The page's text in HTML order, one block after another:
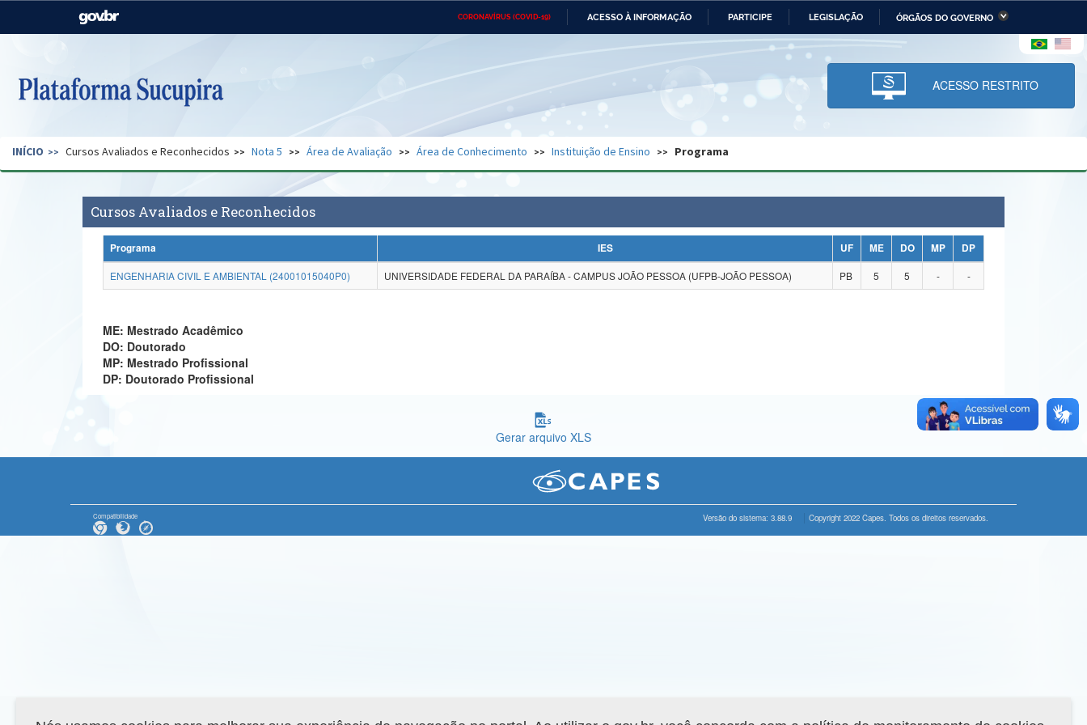
CORONAVÍRUS (COVID-19) ACESSO À INFORMAÇÃO PARTICIPE LEGISLAÇÃO ÓRGÃOS DO GOVERNO
Casa Civil Ministério das Relações Ministério da Economia Ministério da Infraestrutura
Pecuária e Abastecimento
Ministério da Ciência,
Tecnologia, Inovações e
Comunicações
Ministério do Desenvolvimento
Regional e dos Direitos Humanos
Secretaria de Governo Gabinete de Segurança Advocacia-Geral da União Banco Central do Brasil Planalto
ACESSO RESTRITO
INÍCIO Cursos Avaliados e Reconhecidos Nota 5 Área de Avaliação Área de Conhecimento Instituição de Ensino Programa
Cursos Avaliados e Reconhecidos
Programa IES UF ME DO MP
DP
ENGENHARIA CIVIL E AMBIENTAL (24001015040P0)
UNIVERSIDADE FEDERAL DA PARAÍBA - CAMPUS JOÃO PESSOA (UFPB-JOÃO PESSOA) PB 5 5 - -
ME: Mestrado Acadêmico
DO: Doutorado
MP: Mestrado Profissional
DP: Doutorado Profissional
Gerar arquivo XLS
Compatibilidade Versão do sistema: 3.88.9 Copyright 2022 Capes. Todos os direitos reservados.